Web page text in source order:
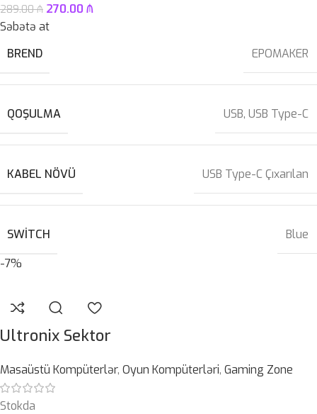
289.00₼ 270.00 ₼
Səbətə at
BREND
EPOMAKER
QOŞULMA USB, USB Type-C
KABEL NÖVÜ USB Type-C Çıxarılan
SWITCH
Blue
-7%
Ultronix Sektor
Masaüstü Kompüterlər, Oyun Kompüterləri, Gaming Zone
Stokda